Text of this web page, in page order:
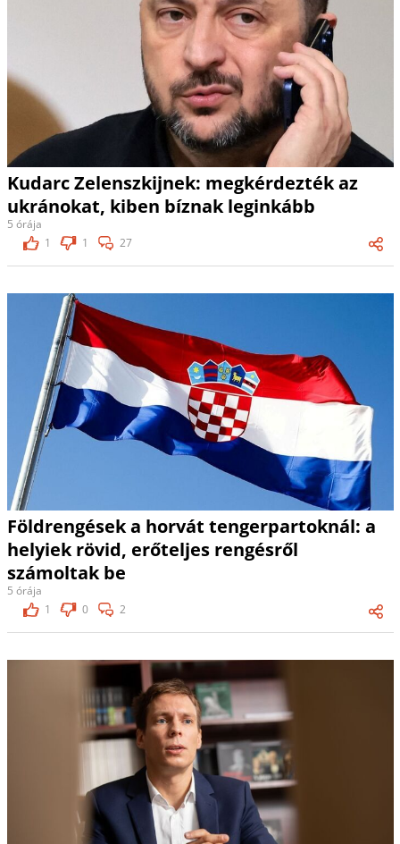
Kudarc Zelenszkijnek: megkérdezték az
ukránokat, kiben bíznak leginkább
5 órája
1
1 27
Földrengések a horvát tengerpartoknál: a
helyiek rövid, erőteljes rengésről
számoltak be
5 órája
1
0 2